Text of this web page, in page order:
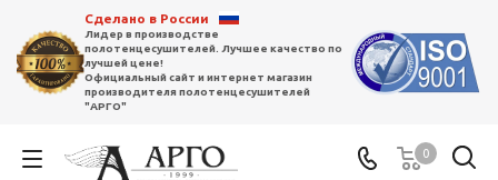
Сделано в России
Лидер в производстве
полотенцесушителей. Лучшее качество по
лучшей цене!
Официальный сайт и интернет магазин
производителя полотенцесушителей
"АРГО"
0